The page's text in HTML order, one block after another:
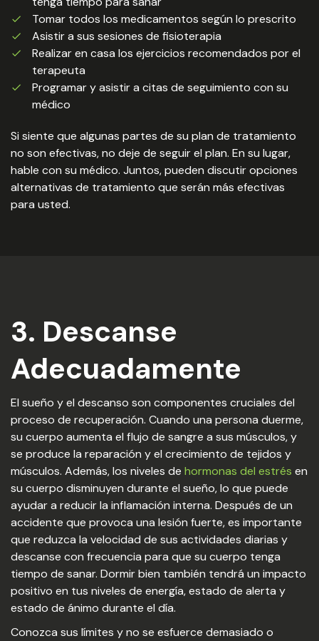
Tomar todos los medicamentos según lo prescrito
Asistir a sus sesiones de fisioterapia
Realizar en casa los ejercicios recomendados por el
terapeuta
Programar y asistir a citas de seguimiento con su
médico
Si siente que algunas partes de su plan de tratamiento
no son efectivas, no deje de seguir el plan. En su lugar,
hable con su médico. Juntos, pueden discutir opciones
alternativas de tratamiento que serán más efectivas
para usted.
3. Descanse
Adecuadamente
El sueño y el descanso son componentes cruciales del
proceso de recuperación. Cuando una persona duerme,
su cuerpo aumenta el flujo de sangre a sus músculos, y
se produce la reparación y el crecimiento de tejidos y
músculos. Además, los niveles de hormonas del estrés en
su cuerpo disminuyen durante el sueño, lo que puede
ayudar a reducir la inflamación interna. Después de un
accidente que provoca una lesión fuerte, es importante
que reduzca la velocidad de sus actividades diarias y
descanse con frecuencia para que su cuerpo tenga
tiempo de sanar. Dormir bien también tendrá un impacto
positivo en tus niveles de energía, estado de alerta y
estado de ánimo durante el día.
Conozca sus límites y no se esfuerce demasiado o